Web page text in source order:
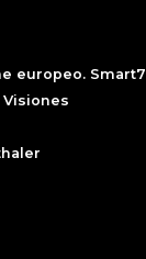
europeo. Smart7
Visiones